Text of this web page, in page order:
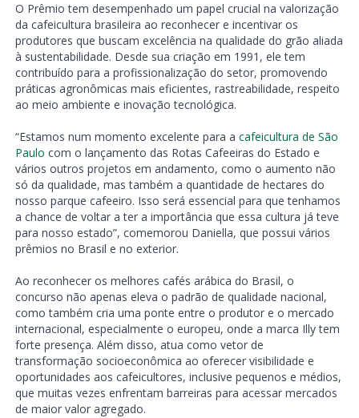
O Prêmio tem desempenhado um papel crucial na valorização
da cafeicultura brasileira ao reconhecer e incentivar os
produtores que buscam excelência na qualidade do grão aliada
à sustentabilidade. Desde sua criação em 1991, ele tem
contribuído para a profissionalização do setor, promovendo
práticas agronômicas mais eficientes, rastreabilidade, respeito
ao meio ambiente e inovação tecnológica.
“Estamos num momento excelente para a cafeicultura de São
Paulo com o lançamento das Rotas Cafeeiras do Estado e
vários outros projetos em andamento, como o aumento não
só da qualidade, mas também a quantidade de hectares do
nosso parque cafeeiro. Isso será essencial para que tenhamos
a chance de voltar a ter a importância que essa cultura já teve
para nosso estado”, comemorou Daniella, que possui vários
prêmios no Brasil e no exterior.
Ao reconhecer os melhores cafés arábica do Brasil, o
concurso não apenas eleva o padrão de qualidade nacional,
como também cria uma ponte entre o produtor e o mercado
internacional, especialmente o europeu, onde a marca Illy tem
forte presença. Além disso, atua como vetor de
transformação socioeconômica ao oferecer visibilidade e
oportunidades aos cafeicultores, inclusive pequenos e médios,
que muitas vezes enfrentam barreiras para acessar mercados
de maior valor agregado.